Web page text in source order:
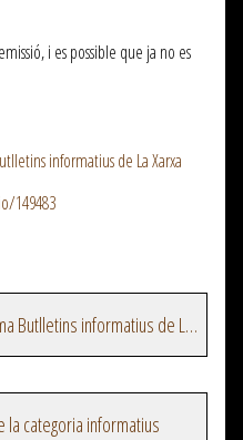
i es possible que ja no es
informatius de La Xarxa
149483
Veure més episodis del programa Butlletins informatius de La Xarxa
categoria informatius